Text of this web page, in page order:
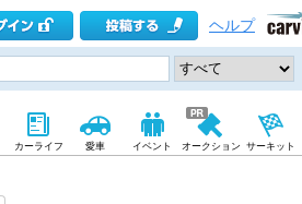
ヘルプ
カーライフ 愛車 イベント オークション サーキット